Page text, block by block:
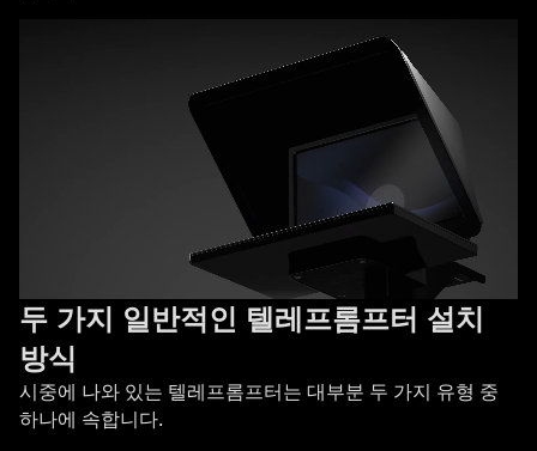
두 가지 일반적인 텔레프롬프터 설치
방식
시중에 나와 있는 텔레프롬프터는 대부분 두 가지 유형 중
하나에 속합니다.